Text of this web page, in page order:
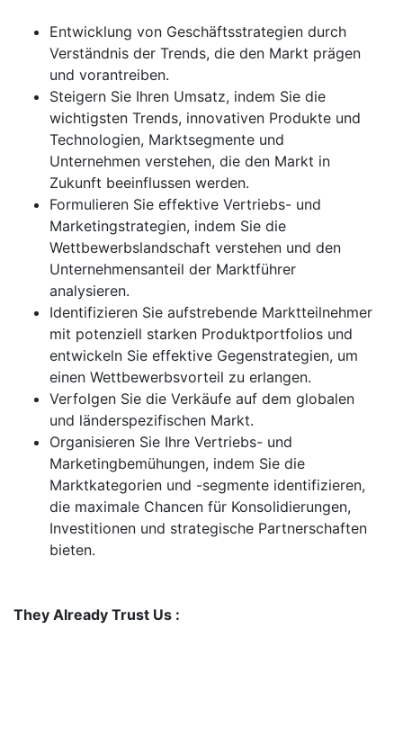
Entwicklung von Geschäftsstrategien durch
Verständnis der Trends, die den Markt prägen
und vorantreiben.
Steigern Sie Ihren Umsatz, indem Sie die
wichtigsten Trends, innovativen Produkte und
Technologien, Marktsegmente und
Unternehmen verstehen, die den Markt in
Zukunft beeinflussen werden.
Formulieren Sie effektive Vertriebs- und
Marketingstrategien, indem Sie die
Wettbewerbslandschaft verstehen und den
Unternehmensanteil der Marktführer
analysieren.
Identifizieren Sie aufstrebende Marktteilnehmer
mit potenziell starken Produktportfolios und
entwickeln Sie effektive Gegenstrategien, um
einen Wettbewerbsvorteil zu erlangen.
Verfolgen Sie die Verkäufe auf dem globalen
und länderspezifischen Markt.
Organisieren Sie Ihre Vertriebs- und
Marketingbemühungen, indem Sie die
Marktkategorien und -segmente identifizieren,
die maximale Chancen für Konsolidierungen,
Investitionen und strategische Partnerschaften
bieten.
They Already Trust Us :